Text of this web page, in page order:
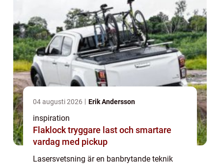
04 augusti 2026 Erik Andersson
inspiration
Flaklock tryggare last och smartare
vardag med pickup
Lasersvetsning är en banbrytande teknik